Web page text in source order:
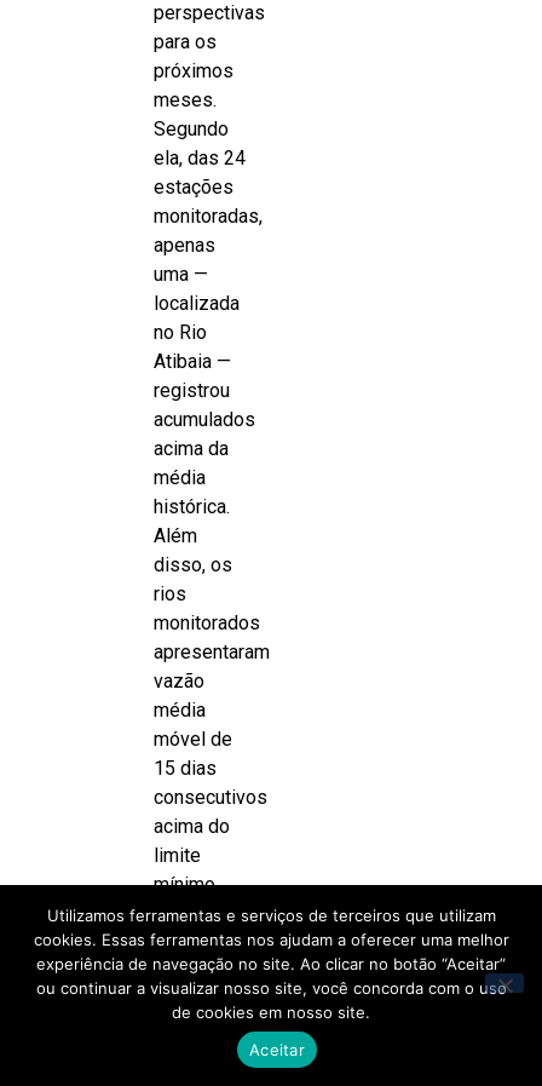
perspectivas
para os
próximos
meses.
Segundo
ela, das 24
estações
monitoradas,
apenas
uma —
localizada
no Rio
Atibaia —
registrou
acumulados
acima da
média
histórica.
Além
disso, os
rios
monitorados
apresentaram
vazão
média
móvel de
15 dias
consecutivos
acima do
limite
mínimo
estabelecido.
O
coordenador
do GT-
Utilizamos ferramentas e serviços de terceiros que utilizam
cookies. Essas ferramentas nos ajudam a oferecer uma melhor
experiência de navegação no site. Ao clicar no botão “Aceitar”
ou continuar a visualizar nosso site, você concorda com o uso
de cookies em nosso site.
Aceitar